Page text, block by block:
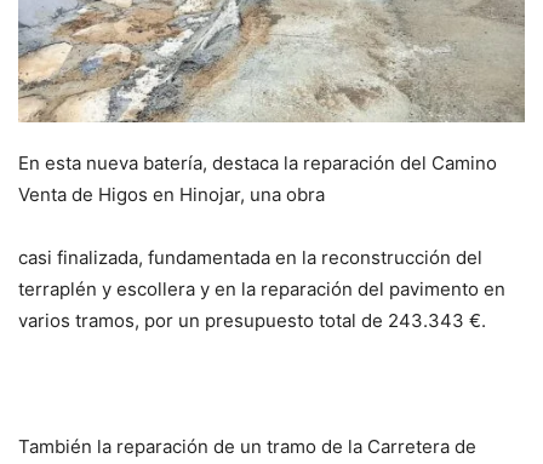
En esta nueva batería, destaca la reparación del Camino
Venta de Higos en Hinojar, una obra
casi finalizada, fundamentada en la reconstrucción del
terraplén y escollera y en la reparación del pavimento en
varios tramos, por un presupuesto total de 243.343 €.
También la reparación de un tramo de la Carretera de